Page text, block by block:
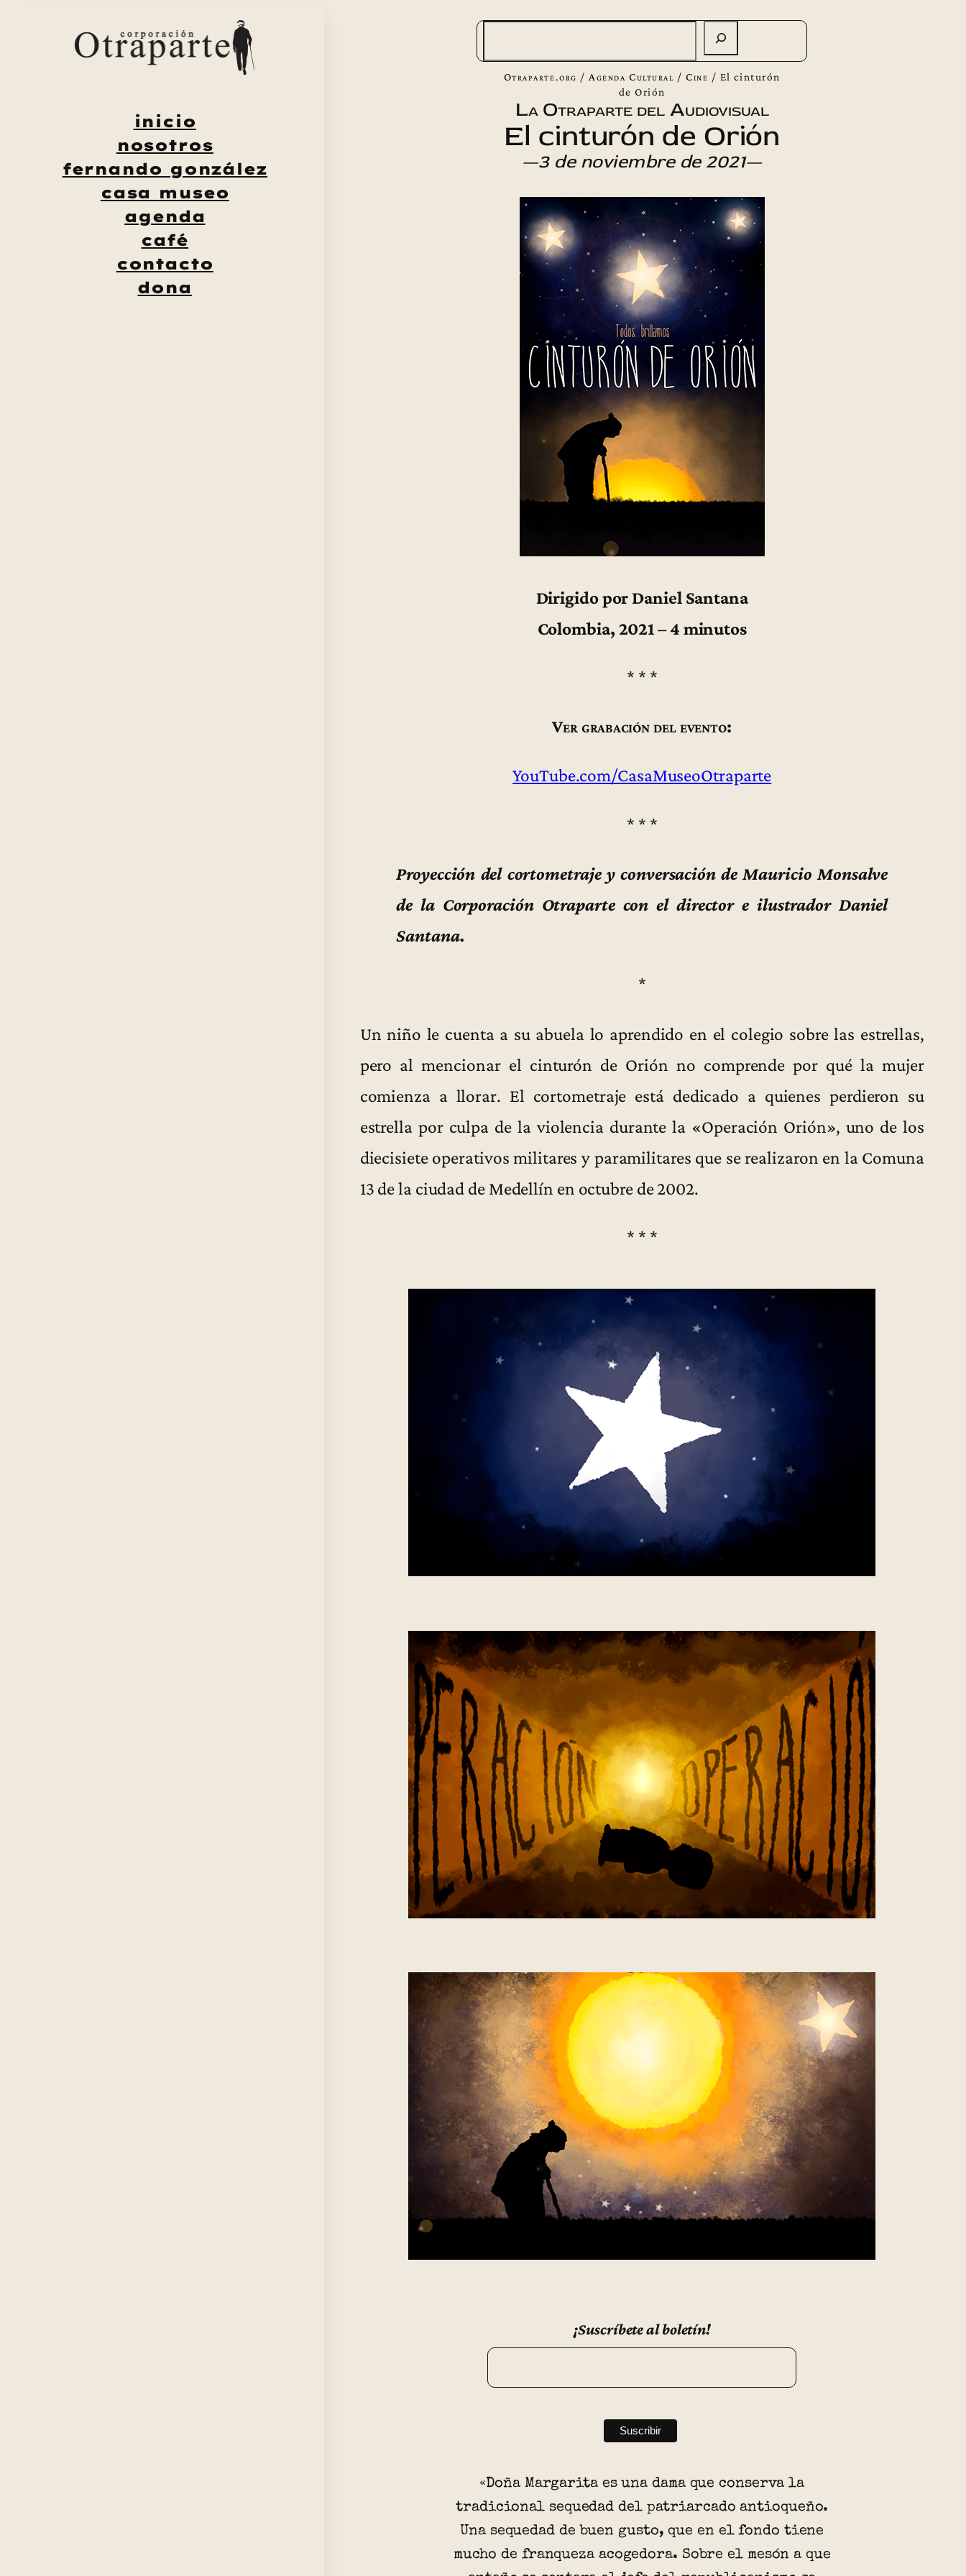
inicio
nosotros
fernando gonzález
casa museo
agenda
café
contacto
dona
Otraparte.org / Agenda Cultural /Cine / El cinturón
de Orión
La Otraparte del Audiovisual
El cinturón de Orión
—3 de noviembre de 2021—
Dirigido por Daniel Santana
Colombia, 2021 – 4 minutos
* * *
Ver grabación del evento:
YouTube.com/CasaMuseoOtraparte
* * *
Proyección del cortometraje y conversación de Mauricio Monsalve
de la Corporación Otraparte con el director e ilustrador Daniel
Santana.
*
Un niño le cuenta a su abuela lo aprendido en el colegio sobre las estrellas,
pero al mencionar el cinturón de Orión no comprende por qué la mujer
comienza a llorar. El cortometraje está dedicado a quienes perdieron su
estrella por culpa de la violencia durante la «Operación Orión», uno de los
diecisiete operativos militares y paramilitares que se realizaron en la Comuna
13 de la ciudad de Medellín en octubre de 2002.
* * *
¡Suscríbete al boletín!
«Doña Margarita es una dama que conserva la
tradicional sequedad del patriarcado antioqueño.
Una sequedad de buen gusto, que en el fondo tiene
mucho de franqueza acogedora. Sobre el mesón a que